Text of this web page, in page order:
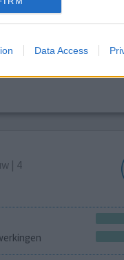
Data Access
meegekregen na een
weer benauwd Hoe
| 4